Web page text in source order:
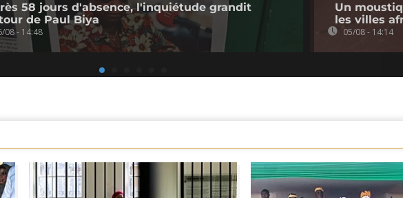
58 jours d'absence, l'inquiétude grandit
de Paul Biya
08 - 14:48
Un
les villes
05/08 - 14:14